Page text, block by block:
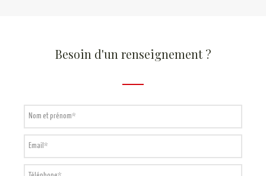
Besoin d'un renseignement ?